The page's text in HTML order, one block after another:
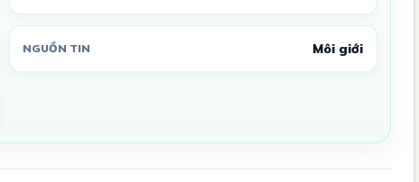
NGUỒN TIN Môi giới